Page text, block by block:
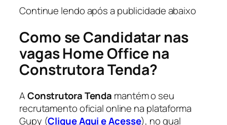
Continue lendo após a publicidade abaixo
Como se Candidatar nas
vagas Home Office na
Construtora Tenda?
AConstrutora Tenda mantém o seu
recrutamento oficial online na plataforma
Gupy (Clique Aqui e Acesse), no qual